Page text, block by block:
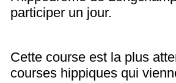
participer un jour.
Cette course est la plus
courses hippiques qui